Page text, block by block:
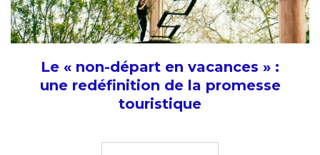
Le « non-départ en vacances » :
une redéfinition de la promesse
touristique